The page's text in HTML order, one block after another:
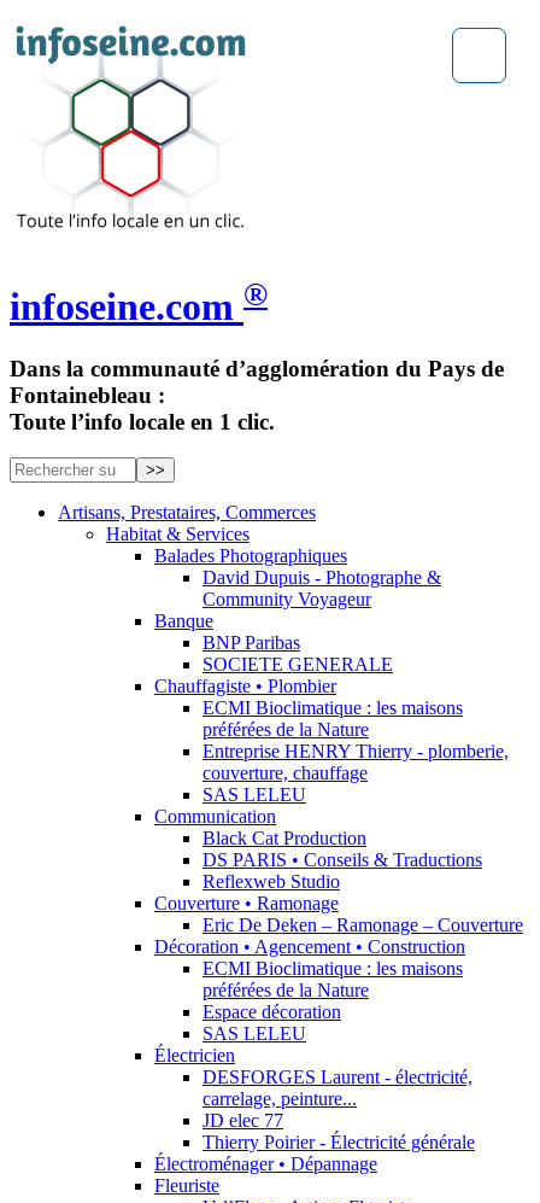
infoseine.com ®
Dans la communauté d’agglomération du Pays de
Fontainebleau :
Toute l’info locale en 1 clic.
Artisans, Prestataires, Commerces
Habitat & Services
Balades Photographiques
David Dupuis - Photographe &
Community Voyageur
Banque
BNP Paribas
SOCIETE GENERALE
Chauffagiste • Plombier
ECMI Bioclimatique : les maisons
préférées de la Nature
Entreprise HENRY Thierry - plomberie,
couverture, chauffage
SAS LELEU
Communication
Black Cat Production
DS PARIS • Conseils & Traductions
Reflexweb Studio
Couverture • Ramonage
Eric De Deken – Ramonage – Couverture
Décoration • Agencement • Construction
ECMI Bioclimatique : les maisons
préférées de la Nature
Espace décoration
SAS LELEU
Électricien
DESFORGES Laurent - électricité,
carrelage, peinture...
JD elec 77
Thierry Poirier - Électricité générale
Électroménager • Dépannage
Fleuriste